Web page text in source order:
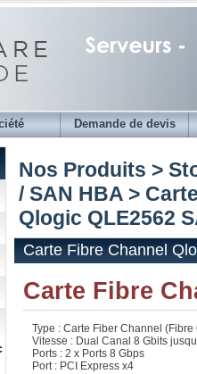
Demande de devis
Nos Produits >
/ SAN HBA >
Qlogic QLE2562
Carte Fibre Channel
Carte Fibre
Type : Carte Fiber Channel (Fibre
Vitesse : Dual Canal 8 Gbits
Ports : 2 x Ports 8 Gbps
Port : PCI Express x4